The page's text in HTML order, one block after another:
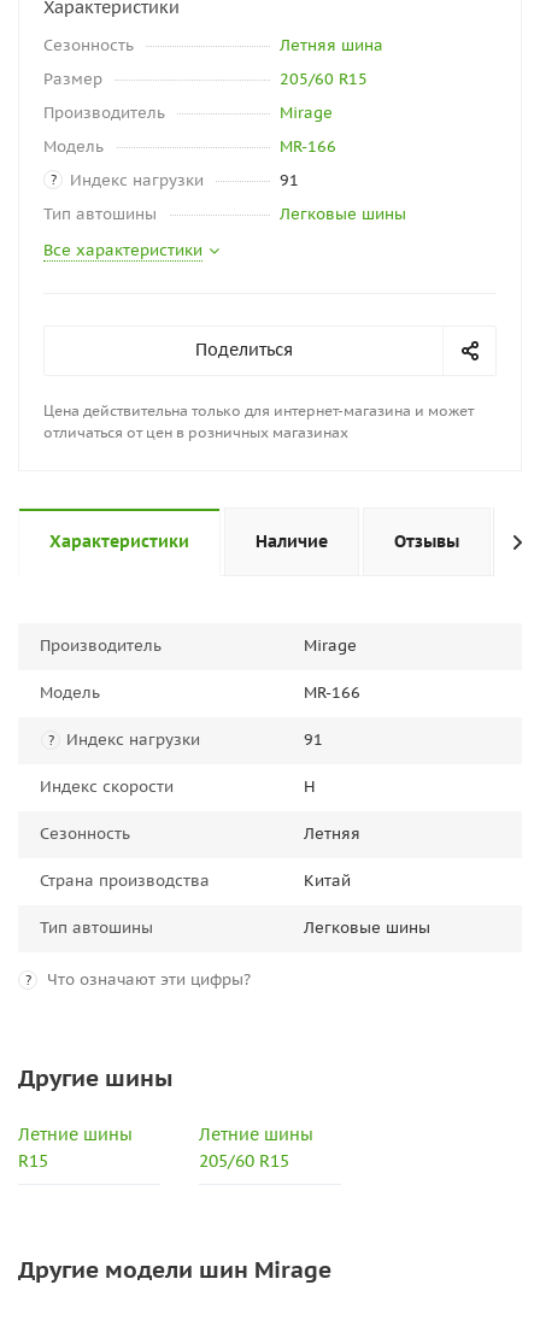
Характеристики
Сезонность
Летняя шина
Размер
205/60 R15
Производитель
Mirage
Модель
MR-166
? Индекс нагрузки
91
Тип автошины
Легковые шины
Все характеристики
Поделиться
Цена действительна только для интернет-магазина и может
отличаться от цен в розничных магазинах
Характеристики Наличие Отзывы
Производитель Mirage
Модель MR-166
? Индекс нагрузки 91
Индекс скорости H
Сезонность Летняя
Страна производства Китай
Тип автошины Легковые шины
? Что означают эти цифры?
Другие шины
Летние шины
R15
Летние шины
205/60 R15
Другие модели шин Mirage